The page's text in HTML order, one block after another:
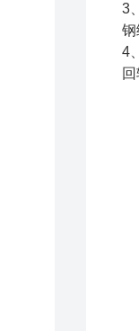
3
钢
4